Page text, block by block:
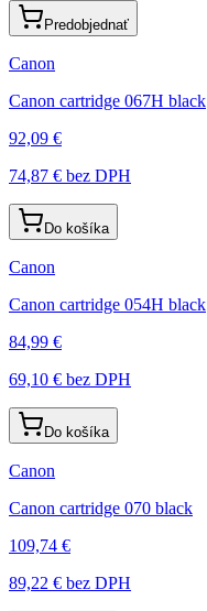
Predobjednať
Canon
Canon cartridge 067H black
92,09 €
74,87 € bez DPH
Do košíka
Canon
Canon cartridge 054H black
84,99 €
69,10 € bez DPH
Do košíka
Canon
Canon cartridge 070 black
109,74 €
89,22 € bez DPH